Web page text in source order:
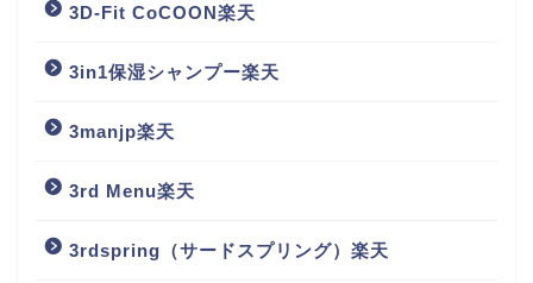
3D-Fit CoCOON楽天
3in1保湿シャンプー楽天
3manjp楽天
3rd Menu楽天
3rdspring（サードスプリング）楽天